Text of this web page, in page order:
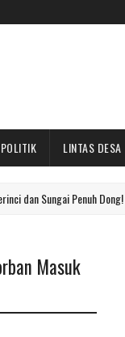
POLITIK LINTAS DESA
Penuh Dong!
Masuk